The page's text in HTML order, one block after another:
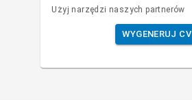
Użyj narzędzi naszych partnerów
WYGENERUJ CV